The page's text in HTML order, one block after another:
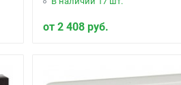
от 2 408 руб.